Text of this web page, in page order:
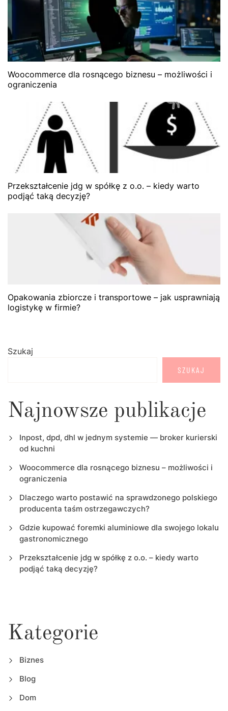
Woocommerce dla rosnącego biznesu – możliwości i
ograniczenia
Przekształcenie jdg w spółkę z o.o. – kiedy warto
podjąć taką decyzję?
Opakowania zbiorcze i transportowe – jak usprawniają
logistykę w firmie?
Szukaj
SZUKAJ
Najnowsze publikacje
Inpost, dpd, dhl w jednym systemie — broker kurierski
od kuchni
Woocommerce dla rosnącego biznesu – możliwości i
ograniczenia
Dlaczego warto postawić na sprawdzonego polskiego
producenta taśm ostrzegawczych?
Gdzie kupować foremki aluminiowe dla swojego lokalu
gastronomicznego
Przekształcenie jdg w spółkę z o.o. – kiedy warto
podjąć taką decyzję?
Kategorie
Biznes
Blog
Dom